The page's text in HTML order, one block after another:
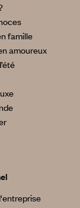
masque
deMoorea
famille
amoureux